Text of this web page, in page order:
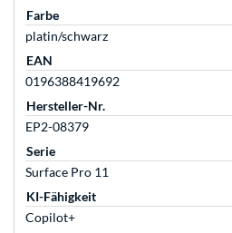
Farbe
platin/schwarz
EAN
0196388419692
Hersteller-Nr.
EP2-08379
Serie
Surface Pro 11
KI-Fähigkeit
Copilot+